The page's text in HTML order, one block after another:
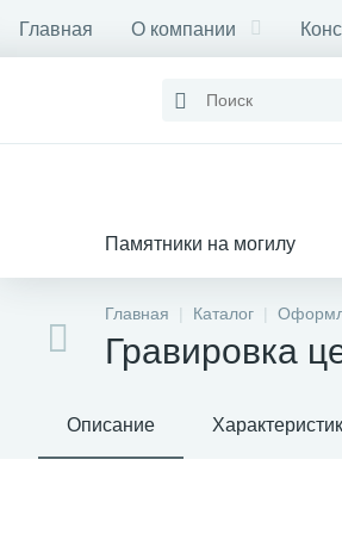
Главная О компании
Памятники на могилу
Главная Каталог
Гравировка
Описание